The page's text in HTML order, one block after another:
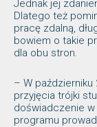
Jednak jej
Dlatego też
pracę zdalną,
bowiem o takie
dla obu stron.
– W
przyjęcia trójki
doświadczenie w
programu